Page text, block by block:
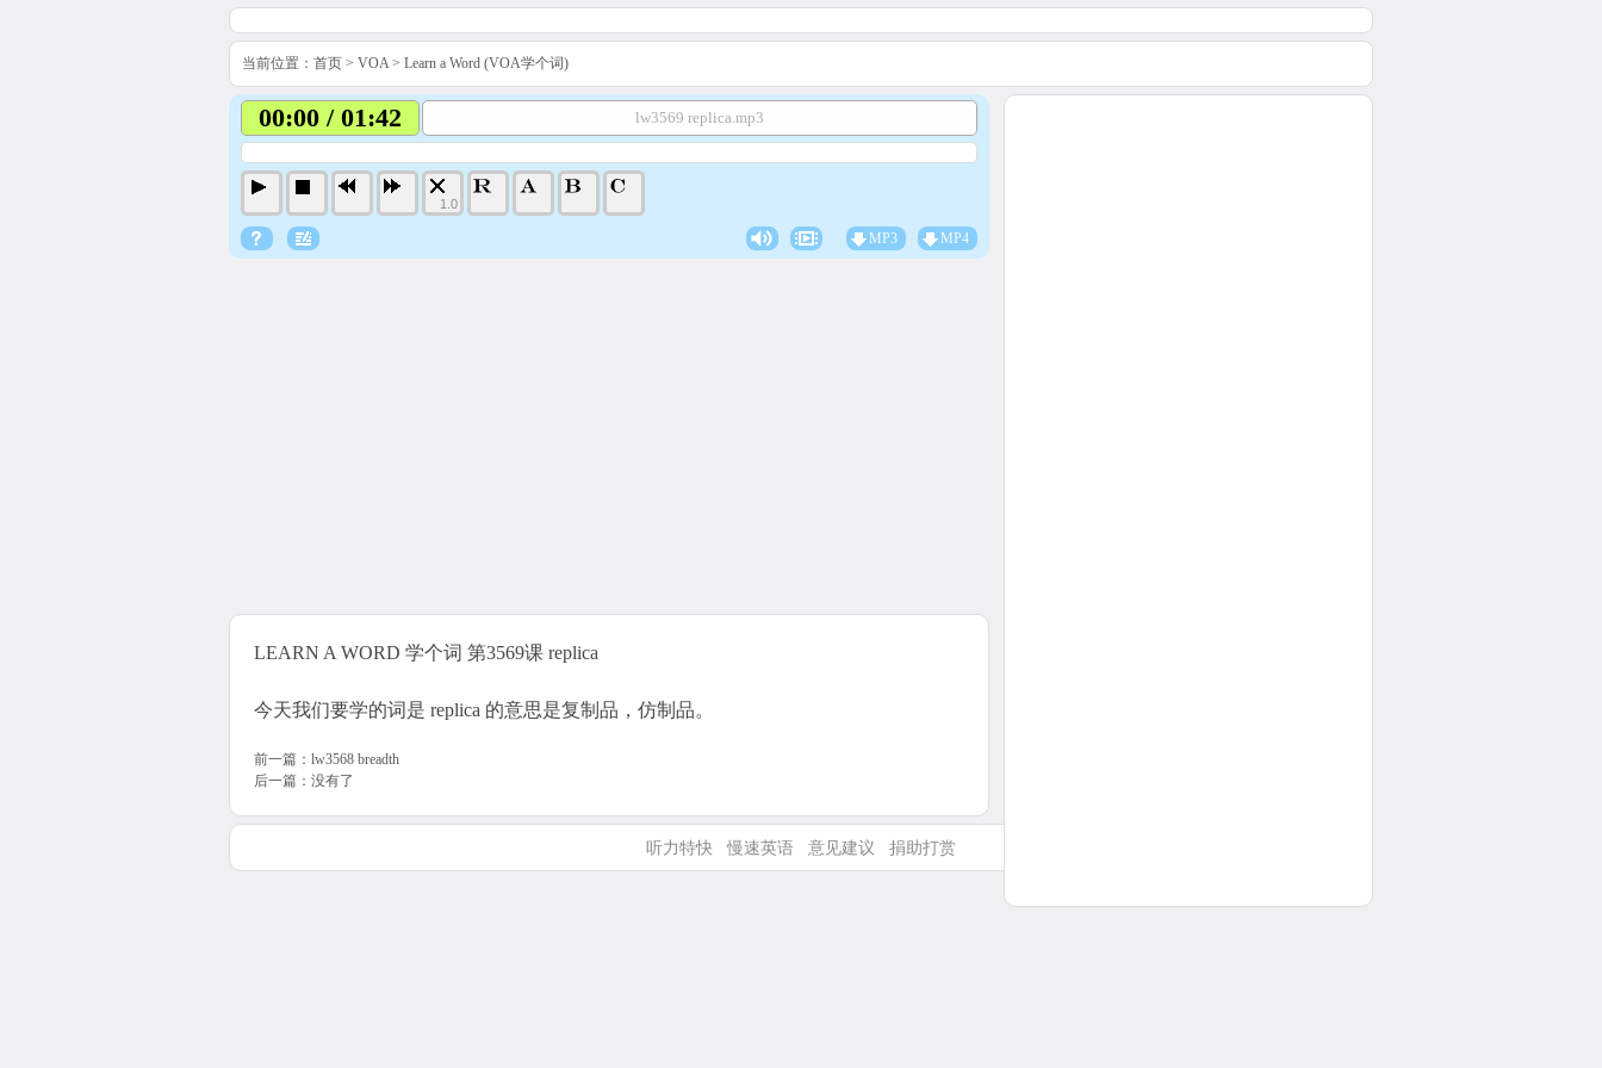
当前位置： 首页 > VOA> Learn a Word (VOA学个词)
00:00 / 01:42 lw3569 replica.mp3
1.0
MP3 MP4
LEARN A WORD 学个词 第3569课 replica
今天我们要学的词是 replica 的意思是复制品，仿制品。
前一篇： lw3568 breadth
后一篇：没有了
听力特快 慢速英语 意见建议 捐助打赏